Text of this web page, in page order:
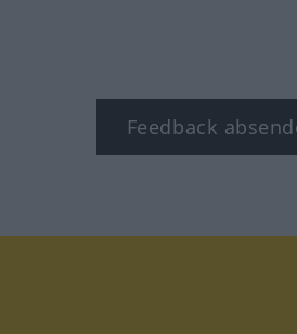
Feedback